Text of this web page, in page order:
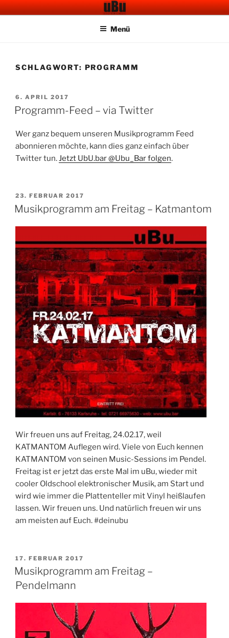
Zum
InhaltUBU CAFE BAR
Menü
SCHLAGWORT: PROGRAMM
VERÖFFENTLICHT
AM
6. APRIL 2017
Programm-Feed – via Twitter
Wer ganz bequem unseren Musikprogramm Feed
abonnieren möchte, kann dies ganz einfach über
Twitter tun.Jetzt UbU.bar @Ubu_Bar folgen.
VERÖFFENTLICHT
AM
23. FEBRUAR 2017
Musikprogramm am Freitag – Katmantom
Wir freuen uns auf Freitag, 24.02.17, weil
KATMANTOM Auflegen wird. Viele von Euch kennen
KATMANTOM von seinen Music-Sessions im Pendel.
Freitag ist er jetzt das erste Mal im uBu, wieder mit
cooler Oldschool elektronischer Musik, am Start und
wird wie immer die Plattenteller mit Vinyl heißlaufen
lassen. Wir freuen uns. Und natürlich freuen wir uns
am meisten auf Euch. #deinubu
VERÖFFENTLICHT
AM
17. FEBRUAR 2017
Musikprogramm am Freitag –
Pendelmann